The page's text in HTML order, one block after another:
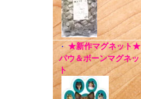
・ ★新作マグネット★
パウ＆ボーンマグネッ
ト